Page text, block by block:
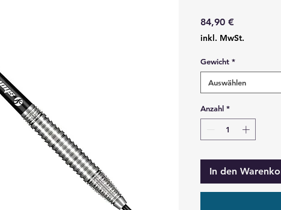
84,90 €
inkl. MwSt.
Gewicht *
Auswählen
Anzahl *
In den